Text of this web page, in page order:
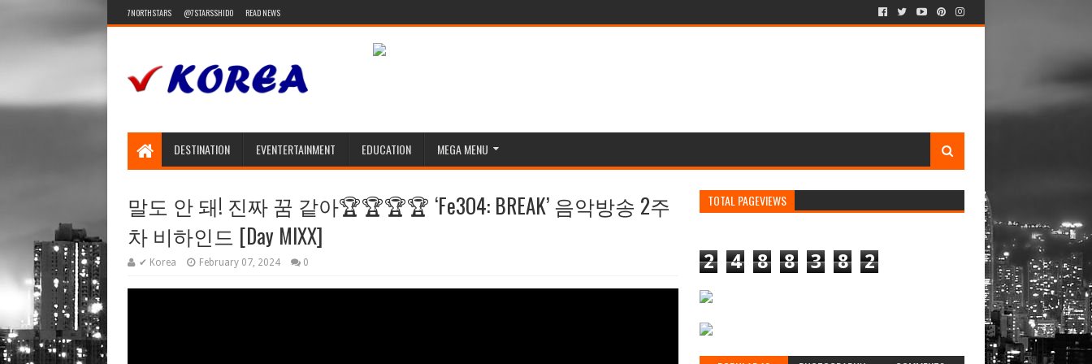
7NORTHSTARS @7STARSSHIDO READ NEWS
DESTINATION EVENTERTAINMENT EDUCATION MEGA MENU
말도 안 돼! 진짜 꿈 같아🏆🏆🏆🏆 ‘Fe3O4: BREAK’ 음악방송 2주
차 비하인드 [Day MIXX]
✔ Korea February 07, 2024 0
TOTAL PAGEVIEWS
2 4 8 8 3 8 2